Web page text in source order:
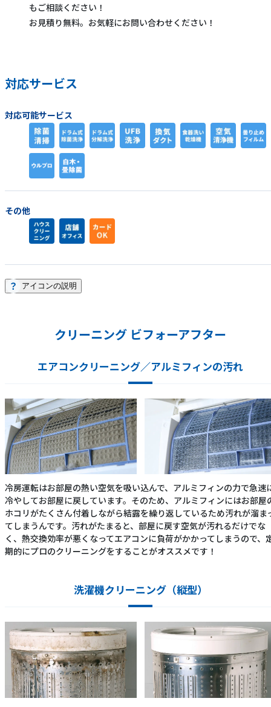
もご相談ください！
お見積り無料。お気軽にお問い合わせください！
対応サービス
対応可能サービス
その他
アイコンの説明
クリーニング ビフォーアフター
エアコンクリーニング／アルミフィンの汚れ
冷房運転はお部屋の熱い空気を吸い込んで、アルミフィンの力で急速
冷やしてお部屋に戻しています。そのため、アルミフィンにはお部屋
ホコリがたくさん付着しながら結露を繰り返しているため汚れが溜ま
てしまうんです。汚れがたまると、部屋に戻す空気が汚れるだけでな
く、熱交換効率が悪くなってエアコンに負荷がかかってしまうので、
期的にプロのクリーニングをすることがオススメです！
洗濯機クリーニング（縦型）